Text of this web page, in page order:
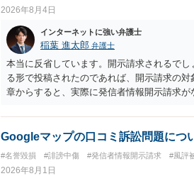
2026年8月4日
インターネットに強い弁護士
稲葉 進太郎 弁護士
本当に反省しています。開示請求されるで
る形で投稿されたのであれば、開示請求の
章からすると、実際に発信者情報開示請求
カウントの登録メールに意見照会がなされ
スバイケースであり、数万円から１００万
Googleマップの口コミ訴訟問題につ
#名誉毀損 #誹謗中傷 #発信者情報開示請求 #風評
2026年8月1日